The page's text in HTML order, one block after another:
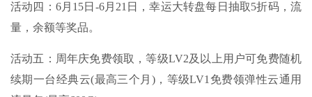
活动四：6月15日-6月21日，幸运大转盘每日抽取5折码，流
量，余额等奖品。
活动五：周年庆免费领取，等级LV2及以上用户可免费随机
续期一台经典云(最高三个月)，等级LV1免费领弹性云通用